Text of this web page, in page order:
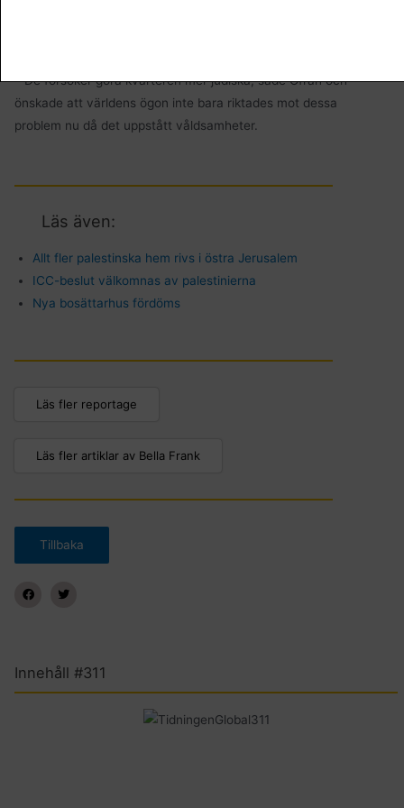
– De försöker göra kvarteren mer judiska, sade Ofran och
önskade att världens ögon inte bara riktades mot dessa
problem nu då det uppstått våldsamheter.
Läs även:
Allt fler palestinska hem rivs i östra Jerusalem
ICC-beslut välkomnas av palestinierna
Nya bosättarhus fördöms
Läs fler reportage
Läs fler artiklar av Bella Frank
Innehåll #311